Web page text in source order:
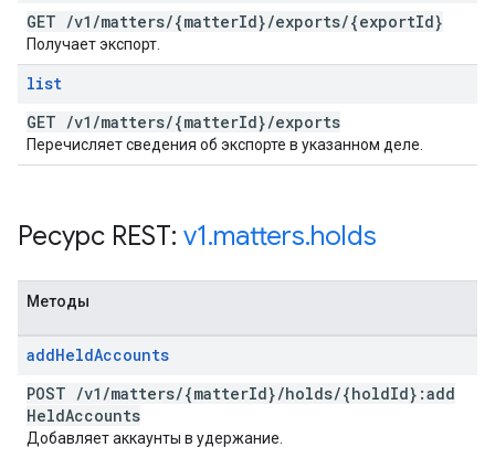
GET /v1 /matters/{matterId}/exports/{exportId}
Получает экспорт.
list
GET /v1 /matters/{matterId}/exports
Перечисляет сведения об экспорте в указанном деле.
Ресурс REST: v1.matters.holds
Методы
addHeldAccounts
POST /v1 /matters/{matterId}/holds/{holdId}:add
HeldAccounts
Добавляет аккаунты в удержание.